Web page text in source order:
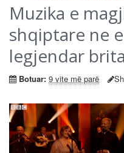
Muzika e
shqiptare ne
legjendar
Botuar: 9 vite më parë